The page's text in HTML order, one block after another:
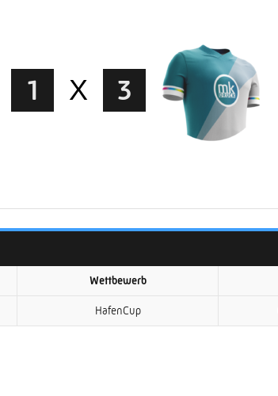
1 X 3
Wettbewerb
HafenCup